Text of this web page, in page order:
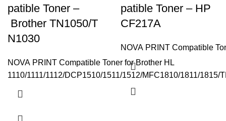
patible Toner –
Brother TN1050/T
N1030
NOVA PRINT Compatible Toner for Brother HL
1110/1111/1112/DCP1510/1511/1512/MFC1810/1811/
patible Toner – HP
CF217A
NOVA PRINT Compatible